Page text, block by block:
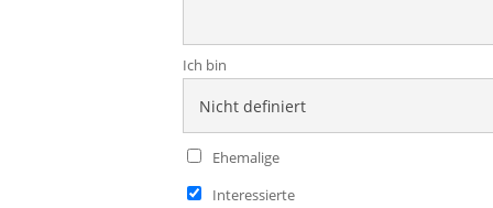
Ich bin
Ehemalige
Interessierte